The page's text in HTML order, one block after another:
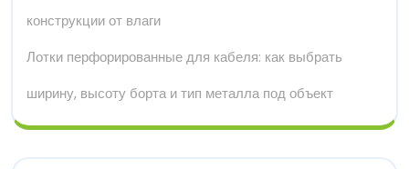
конструкции от влаги
Лотки перфорированные для кабеля: как выбрать
ширину, высоту борта и тип металла под объект